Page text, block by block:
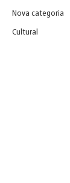
Nova categoria
Cultural